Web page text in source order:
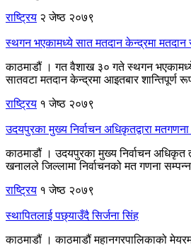
राष्ट्रिय २ जेष्ठ २०७९
स्थगन भएकामध्ये सात मतदान केन्द्रमा मतदान
काठमाडौं । गत वैशाख ३० गते स्थगन
सातवटा मतदान केन्द्रमा आइतबार शान्तिपूर्ण
राष्ट्रिय १ जेष्ठ २०७९
उदयपुरका मुख्य निर्वाचन अधिकृतद्वारा
काठमाडौं । उदयपुरका मुख्य निर्वाचन अधिकृत
खनालले जिल्लामा निर्वाचनको मत गणना
राष्ट्रिय १ जेष्ठ २०७९
स्थापितलाई पछ्याउँदै सिर्जना सिंह
काठमाडौं । काठमाडौं महानगरपालिकाको